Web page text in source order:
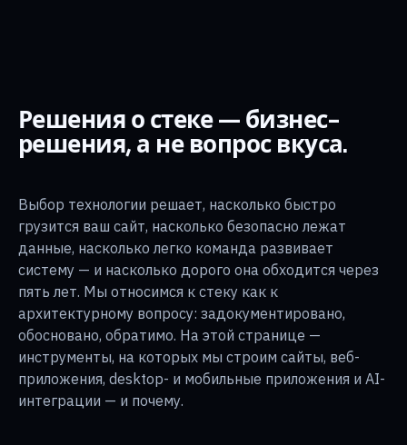
Решения о стеке — бизнес-
решения, а не вопрос вкуса.
Выбор технологии решает, насколько быстро
грузится ваш сайт, насколько безопасно лежат
данные, насколько легко команда развивает
систему — и насколько дорого она обходится через
пять лет. Мы относимся к стеку как к
архитектурному вопросу: задокументировано,
обосновано, обратимо. На этой странице —
инструменты, на которых мы строим сайты, веб-
приложения, desktop- и мобильные приложения и AI-
интеграции — и почему.